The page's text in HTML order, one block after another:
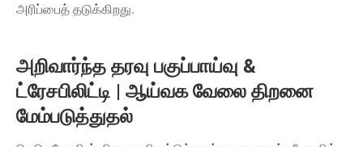
அரிப்பைத் தடுக்கிறது.
அறிவார்ந்த தரவு பகுப்பாய்வு &
ட்ரேசபிலிட்டி | ஆய்வக வேலை திறனை
மேம்படுத்துதல்